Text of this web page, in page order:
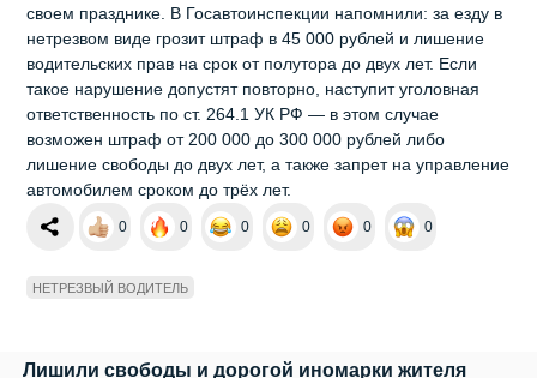
своем празднике. В Госавтоинспекции напомнили: за езду в
нетрезвом виде грозит штраф в 45 000 рублей и лишение
водительских прав на срок от полутора до двух лет. Если
такое нарушение допустят повторно, наступит уголовная
ответственность по ст. 264.1 УК РФ — в этом случае
возможен штраф от 200 000 до 300 000 рублей либо
лишение свободы до двух лет, а также запрет на управление
автомобилем сроком до трёх лет.
0 0 0 0 0 0
НЕТРЕЗВЫЙ ВОДИТЕЛЬ
Лишили свободы и дорогой иномарки жителя